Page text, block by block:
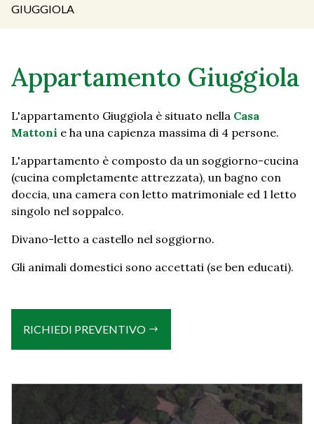
GIUGGIOLA
Appartamento Giuggiola
L'appartamento Giuggiola è situato nella Casa
Mattoni e ha una capienza massima di 4 persone.
L'appartamento è composto da un soggiorno-cucina
(cucina completamente attrezzata), un bagno con
doccia, una camera con letto matrimoniale ed 1 letto
singolo nel soppalco.
Divano-letto a castello nel soggiorno.
Gli animali domestici sono accettati (se ben educati).
RICHIEDI PREVENTIVO